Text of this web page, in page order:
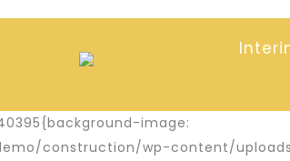
image:
construction/wp-content/